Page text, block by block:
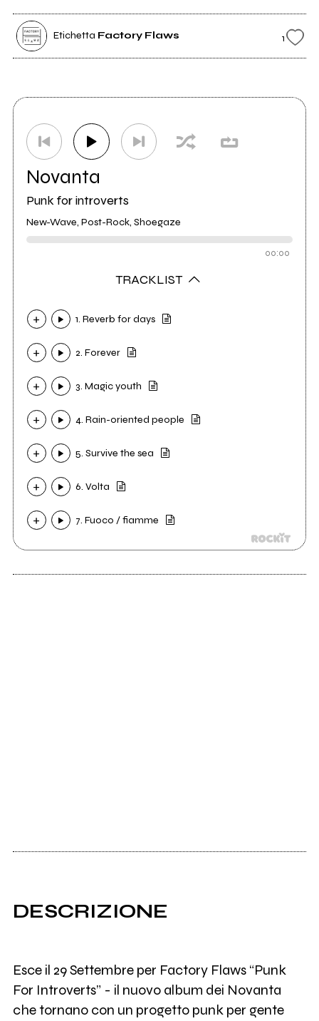
Etichetta Factory Flaws 1
Novanta
Punk for introverts
New-Wave, Post-Rock, Shoegaze
00:00
TRACKLIST
1. Reverb for days
2. Forever
3. Magic youth
4. Rain-oriented people
5. Survive the sea
6. Volta
7. Fuoco / fiamme
DESCRIZIONE
Esce il 29 Settembre per Factory Flaws “Punk
For Introverts” - il nuovo album dei Novanta
che tornano con un progetto punk per gente